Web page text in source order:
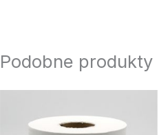
Podobne produkty